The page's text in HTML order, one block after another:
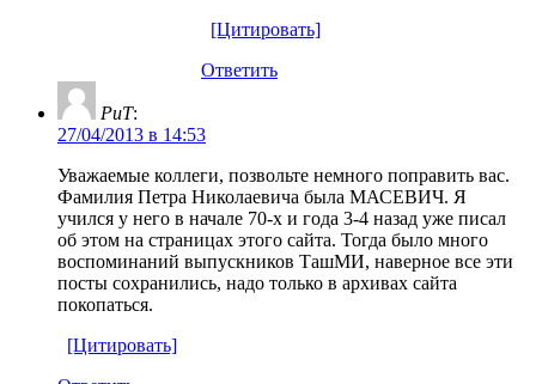
[Цитировать]
Ответить
РиТ:
27/04/2013 в 14:53
Уважаемые коллеги, позвольте немного поправить вас.
Фамилия Петра Николаевича была МАСЕВИЧ. Я
учился у него в начале 70-х и года 3-4 назад уже писал
об этом на страницах этого сайта. Тогда было много
воспоминаний выпускников ТашМИ, наверное все эти
посты сохранились, надо только в архивах сайта
покопаться.
[Цитировать]